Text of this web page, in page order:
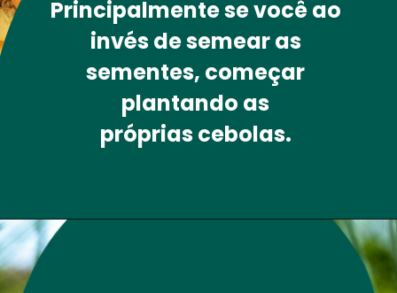
A Cebola é um vegetal
super versátil na horta.
Principalmente se você ao
invés de semear as
sementes, começar